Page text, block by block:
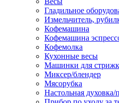
Гладильное
Измельчитель,
Кофемашина
Кофемашина
Кофемолка
Кухонные весы
Машинки для
Миксер/блендер
Мясорубка
Настольная духовка/